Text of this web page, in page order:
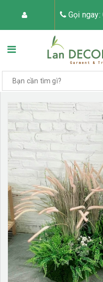
Gọi
TRANG CHỦ VỀ
CÂY GIẢ TRANG TRÍ
TƯỜNG CÂY GIẢ